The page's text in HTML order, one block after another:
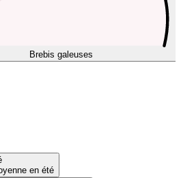
Brebis galeuses
en été